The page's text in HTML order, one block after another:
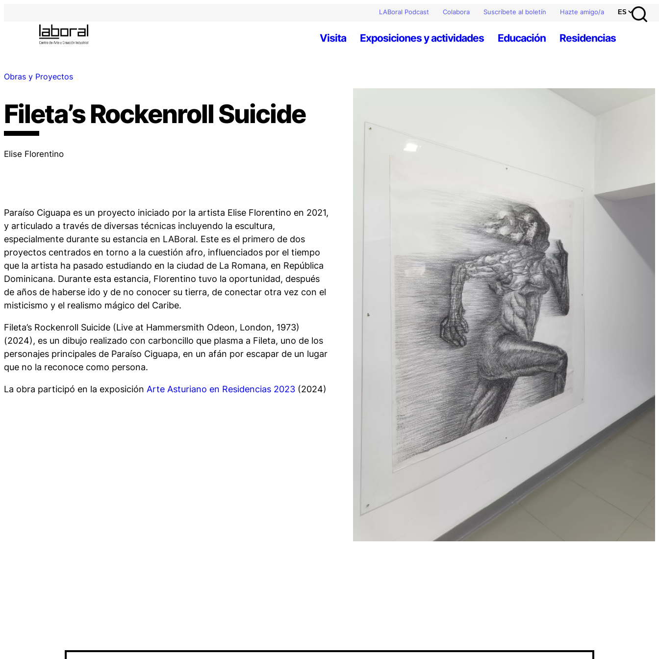
LABoral Podcast Colabora Suscríbete al boletín Hazte amigo/a
Visita Exposiciones y actividades Educación Residencias
Obras y Proyectos
Fileta’s Rockenroll Suicide
Elise Florentino
Paraíso Ciguapa es un proyecto iniciado por la artista Elise Florentino en 2021,
y articulado a través de diversas técnicas incluyendo la escultura,
especialmente durante su estancia en LABoral. Este es el primero de dos
proyectos centrados en torno a la cuestión afro, influenciados por el tiempo
que la artista ha pasado estudiando en la ciudad de La Romana, en República
Dominicana. Durante esta estancia, Florentino tuvo la oportunidad, después
de años de haberse ido y de no conocer su tierra, de conectar otra vez con el
misticismo y el realismo mágico del Caribe.
Fileta’s Rockenroll Suicide (Live at Hammersmith Odeon, London, 1973)
(2024), es un dibujo realizado con carboncillo que plasma a Fileta, uno de los
personajes principales de Paraíso Ciguapa, en un afán por escapar de un lugar
que no la reconoce como persona.
La obra participó en la exposición Arte Asturiano en Residencias 2023 (2024)